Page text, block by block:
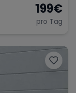
Aston Martin
199€
pro Tag